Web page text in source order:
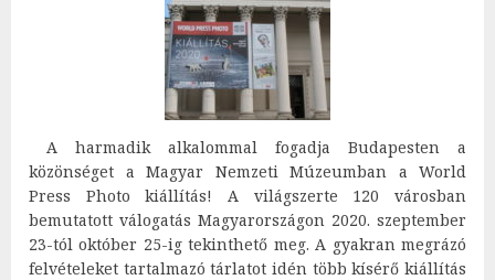
A harmadik alkalommal fogadja Budapesten a
közönséget a Magyar Nemzeti Múzeumban a World
Press Photo kiállítás! A világszerte 120 városban
bemutatott válogatás Magyarországon 2020. szeptember
23-tól október 25-ig tekinthető meg. A gyakran megrázó
felvételeket tartalmazó tárlatot idén több kísérő kiállítás